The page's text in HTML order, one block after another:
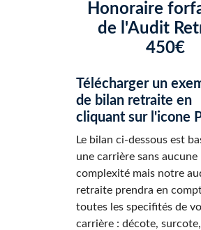
Honoraire
de l'Audit
450€
Télécharger un
de bilan retraite en
cliquant sur l'icone
Le bilan ci-dessous est
une carrière sans aucune
complexité mais notre
retraite prendra en
toutes les specifités de
carrière : décote, surcote,